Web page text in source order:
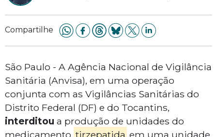
Compartilhe
São Paulo - A Agência Nacional de Vigilância
Sanitária (Anvisa), em uma operação
conjunta com as Vigilâncias Sanitárias do
Distrito Federal (DF) e do Tocantins,
interditou a produção de unidades do
medicamento tirzepatida em uma unidade